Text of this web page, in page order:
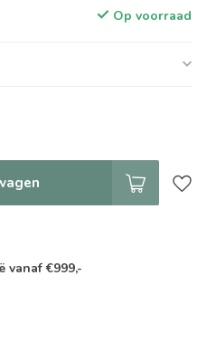
Op voorraad
vanaf €999,-